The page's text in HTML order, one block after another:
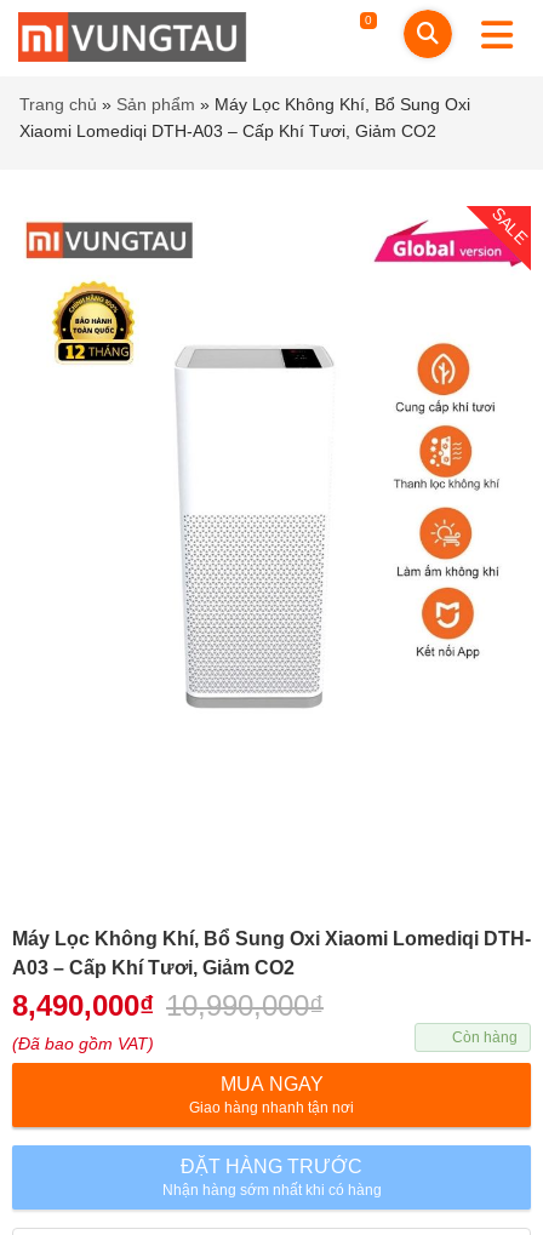
0
Trang chủ » Sản phẩm » Máy Lọc Không Khí, Bổ Sung Oxi
Xiaomi Lomediqi DTH-A03 – Cấp Khí Tươi, Giảm CO2
SALE
Máy Lọc Không Khí, Bổ Sung Oxi Xiaomi Lomediqi DTH-
A03 – Cấp Khí Tươi, Giảm CO2
8,490,000₫ 10,990,000₫
(Đã bao gồm VAT) Còn hàng
MUA NGAY
Giao hàng nhanh tận nơi
ĐẶT HÀNG TRƯỚC
Nhận hàng sớm nhất khi có hàng